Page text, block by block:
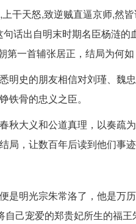
干天怒,致逆贼直逼京师,然
话出自明末时期名臣杨涟
第一首辅张居正，结局为何如
明史的朋友相信对刘瑾、魏
骨的忠义之臣。
秋大义和公道真理，以奏疏
，让数百年后读到他们事
是明光宗朱常洛了，他是万
己宠爱的郑贵妃所生的福